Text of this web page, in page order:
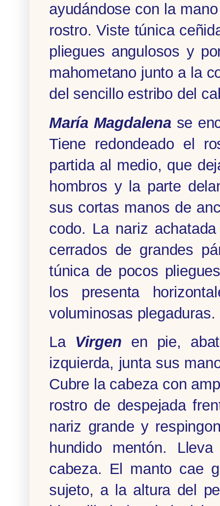
ayudándose con la
rostro.­ Viste túnica
pliegues angulosos y
mahometano junto a la
del sencillo estribo del
María Magdalenase
Tiene redondeado el
partida al medio, que
hombros y la parte
sus cortas manos de
codo. La nariz
cerra­dos de grandes
túnica de pocos
los presenta
voluminosas plegaduras.
La Virgen en pie,
izquierda, junta sus
Cubre la cabeza con
rostro de despejada
nariz grande y
hundido mentón.
cabeza. El manto cae
sujeto, a la altura del